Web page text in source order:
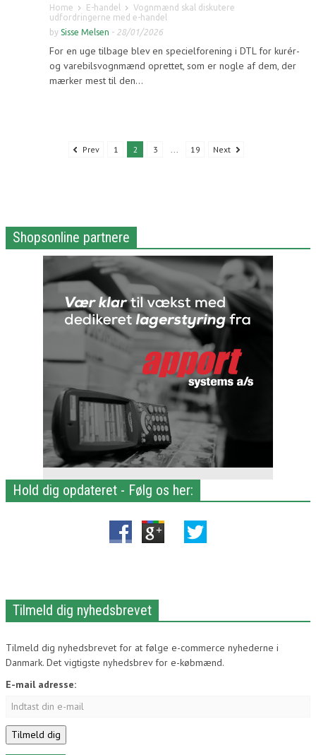
Home E-handel
Vognmænd skal diskutere
udfordringerne med e-handel
by Sisse Melsen - 28/01/2026
For en uge tilbage blev en specielforening i DTL for kurér-
og varebilsvognmænd oprettet, som er nogle af dem, der
mærker mest til den...
Prev 1 2 3 19 Next
Shopsonline partnere
Hold dig opdateret - Følg os her:
Tilmeld dig nyhedsbrevet
Tilmeld dig nyhedsbrevet for at følge e-commerce nyhederne i
Danmark. Det vigtigste nyhedsbrev for e-købmænd.
E-mail adresse: